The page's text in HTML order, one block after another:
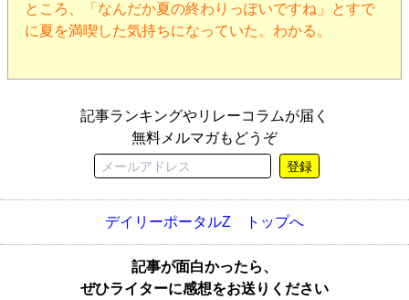
ところ、「なんだか夏の終わりっぽいですね」とすで
に夏を満喫した気持ちになっていた。わかる。
記事ランキングやリレーコラムが届く
無料メルマガもどうぞ
登録
デイリーポータルZ トップへ
記事が面白かったら、
ぜひライターに感想をお送りください